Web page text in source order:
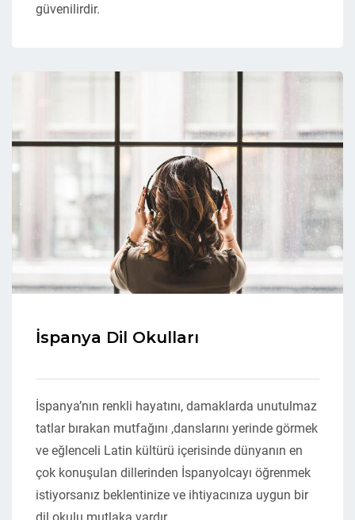
güvenilirdir.
İspanya Dil Okulları
İspanya’nın renkli hayatını, damaklarda unutulmaz
tatlar bırakan mutfağını ,danslarını yerinde görmek
ve eğlenceli Latin kültürü içerisinde dünyanın en
çok konuşulan dillerinden İspanyolcayı öğrenmek
istiyorsanız beklentinize ve ihtiyacınıza uygun bir